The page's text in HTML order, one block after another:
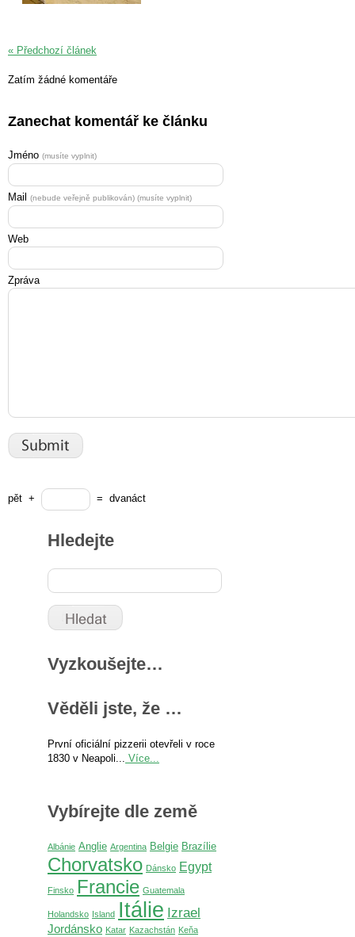
« Předchozí článek
Zatím žádné komentáře
Zanechat komentář ke článku
Jméno (musíte vyplnit)
Mail (nebude veřejně publikován) (musíte vyplnit)
Web
Zpráva
pět + = dvanáct
Hledejte
Vyzkoušejte…
Věděli jste, že …
První oficiální pizzerii otevřeli v roce
1830 v Neapoli...
Více...
Vybírejte dle země
Albánie Anglie Argentina Belgie Brazílie
Chorvatsko Dánsko Egypt
Finsko Francie Guatemala
Holandsko Island Itálie Izrael
Jordánsko Katar Kazachstán Keňa